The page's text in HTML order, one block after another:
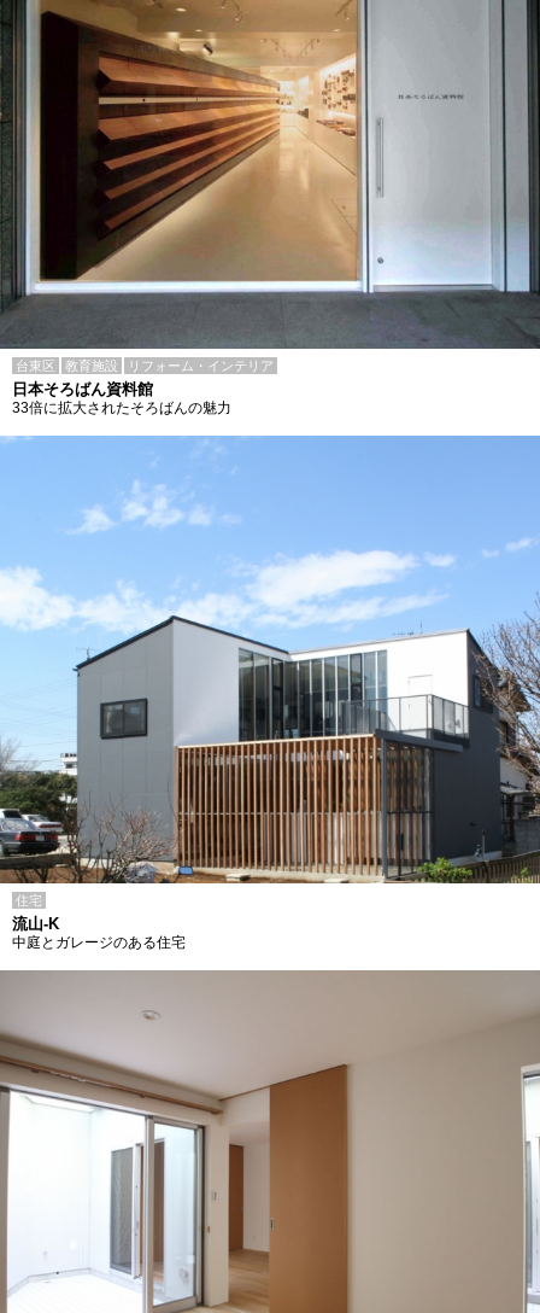
台東区 教育施設 リフォーム・インテリア
日本そろばん資料館
33倍に拡大されたそろばんの魅力
住宅
流山-K
中庭とガレージのある住宅